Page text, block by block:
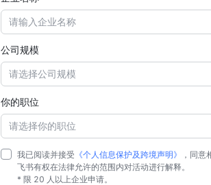
公司规模
请选择公司规模
你的职位
请选择你的职位
我已阅读并接受 《个人信息保护及跨境声明》
，同意
飞书有权在法律允许的范围内对活动进行解释。
* 限 20 人以上企业申请。